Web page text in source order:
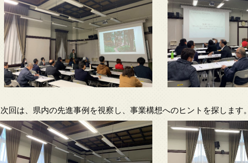
次回は、県内の先進事例を視察し、事業構想へのヒントを探します。